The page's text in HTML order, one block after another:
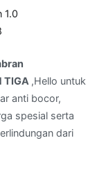
1.0
TIGA ,Hello untuk
anti bocor,
spesial serta
dari